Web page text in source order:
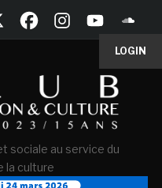
LOGIN
sociale au service du
la culture